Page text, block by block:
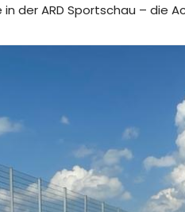
der ARD Sportschau – die